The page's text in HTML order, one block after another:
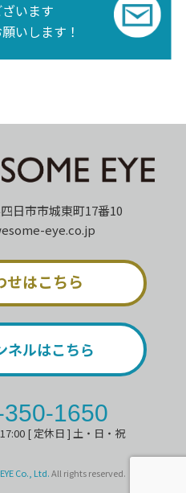
います
いします！
日市市城東町17番10
eye.co.jp
せはこちら
ネルはこちら
1650
[ 定休日 ] 土・日・祝
Co., Ltd.All rights reserved.